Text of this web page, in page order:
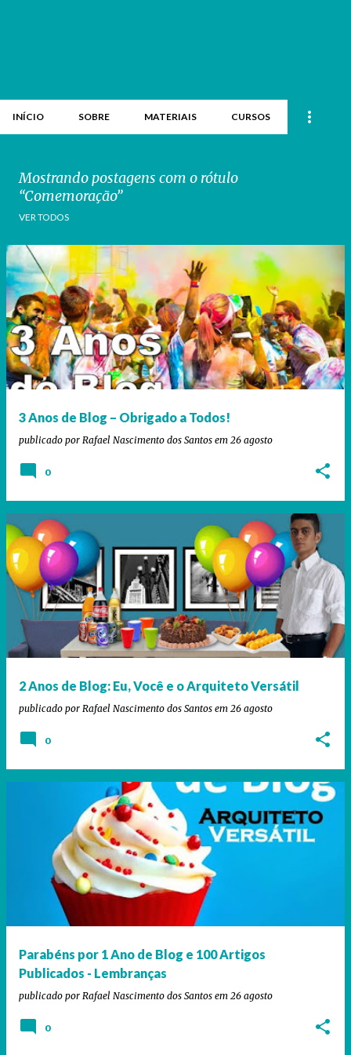
INÍCIO SOBRE MATERIAIS CURSOS
Mostrando postagens com o rótulo
Comemoração
VER TODOS
P
o
s
t
a
g
3 Anos de Blog – Obrigado a Todos!
publicado por Rafael Nascimento dos Santos em 26 agosto
0
2 Anos de Blog: Eu, Você e o Arquiteto Versátil
publicado por Rafael Nascimento dos Santos em 26 agosto
0
Parabéns por 1 Ano de Blog e 100 Artigos
Publicados - Lembranças
publicado por Rafael Nascimento dos Santos em 26 agosto
0